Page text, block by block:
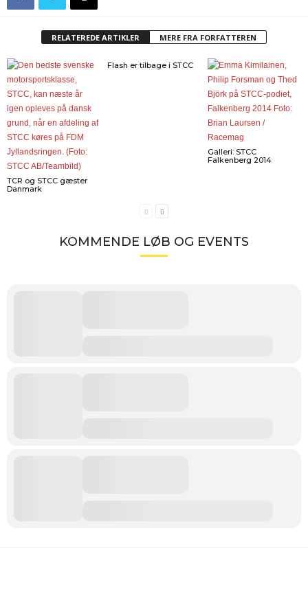
RELATEREDE ARTIKLER MERE FRA FORFATTEREN
TCR og STCC gæster
Danmark
Flash er tilbage i STCC
Galleri: STCC
Falkenberg 2014
KOMMENDE LØB OG EVENTS